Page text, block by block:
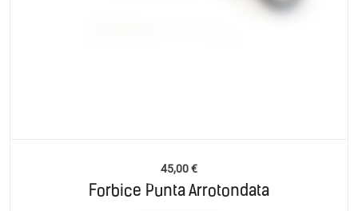
45,00€
Forbice Punta Arrotondata